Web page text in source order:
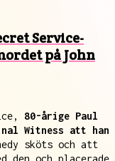
Service-
på John
80-årige Paul
Witness att han
sköts och att
och placerade